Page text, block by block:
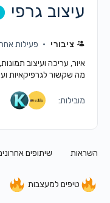
עיצוב גרפי
ציבורי
פעילות
איור, עריכה ועיצוב
מה שקשור לגרפיקאיות
מובילות:
השראות שיתופים
טיפים למעצבות